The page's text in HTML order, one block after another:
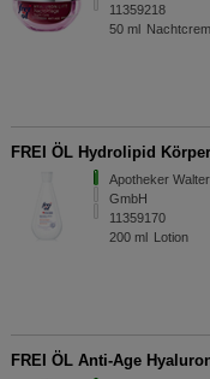
11359218
50 ml
FREI ÖL Hydrolipid
Apotheker
GmbH
11359170
200 ml Lotion
FREI ÖL Anti-Age